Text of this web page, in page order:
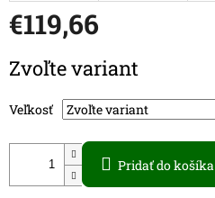
€119,66
Zvoľte variant
Veľkosť
Pridať do košíka